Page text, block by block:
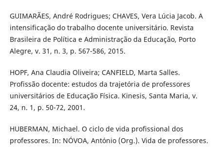
GUIMARÃES, André Rodrigues; CHAVES, Vera Lúcia Jacob. A
intensificação do trabalho docente universitário. Revista
Brasileira de Política e Administração da Educação, Porto
Alegre, v. 31, n. 3, p. 567-586, 2015.
HOPF, Ana Claudia Oliveira; CANFIELD, Marta Salles.
Profissão docente: estudos da trajetória de professores
universitários de Educação Física. Kinesis, Santa Maria, v.
24, n. 1, p. 50-72, 2001.
HUBERMAN, Michael. O ciclo de vida profissional dos
professores. In: NÓVOA, António (Org.). Vida de professores.